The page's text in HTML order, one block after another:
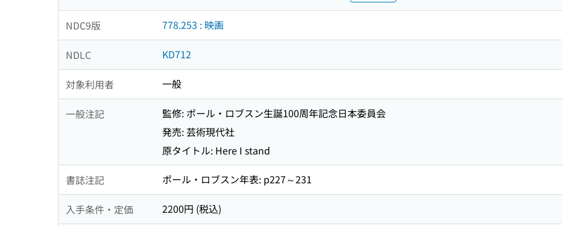
NDC9版 778.253 : 映画
NDLC KD712
対象利用者 一般
一般注記
監修: ポール・ロブスン生誕100周年記念日本委員会
発売: 芸術現代社
原タイトル: Here I stand
書誌注記 ポール・ロブスン年表: p227～231
入手条件・定価 2200円 (税込)